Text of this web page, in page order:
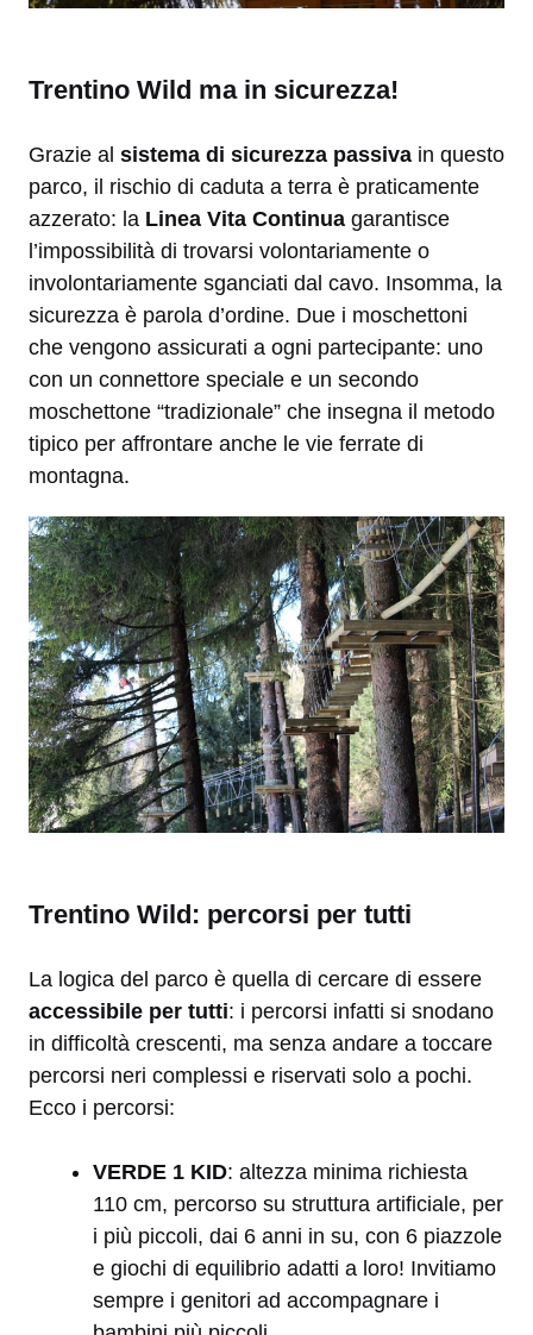
Trentino Wild ma in sicurezza!
Grazie al sistema di sicurezza passiva in questo
parco, il rischio di caduta a terra è praticamente
azzerato: la Linea Vita Continua garantisce
l’impossibilità di trovarsi volontariamente o
involontariamente sganciati dal cavo. Insomma, la
sicurezza è parola d’ordine. Due i moschettoni
che vengono assicurati a ogni partecipante: uno
con un connettore speciale e un secondo
moschettone “tradizionale” che insegna il metodo
tipico per affrontare anche le vie ferrate di
montagna.
Trentino Wild: percorsi per tutti
La logica del parco è quella di cercare di essere
accessibile per tutti: i percorsi infatti si snodano
in difficoltà crescenti, ma senza andare a toccare
percorsi neri complessi e riservati solo a pochi.
Ecco i percorsi:
VERDE 1 KID: altezza minima richiesta
110 cm, percorso su struttura artificiale, per
i più piccoli, dai 6 anni in su, con 6 piazzole
e giochi di equilibrio adatti a loro! Invitiamo
sempre i genitori ad accompagnare i